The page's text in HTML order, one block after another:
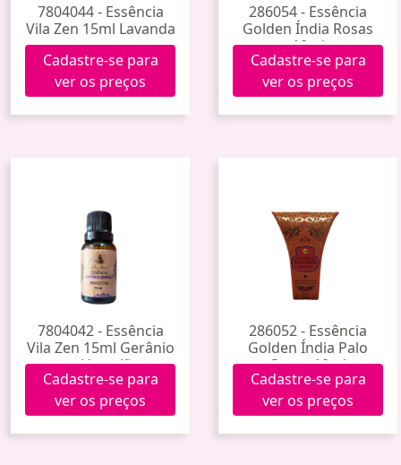
7804044 - Essência
Vila Zen 15ml Lavanda
Cadastre-se para
ver os preços
286054 - Essência
Golden Índia Rosas
10ml
Cadastre-se para
ver os preços
7804042 - Essência
Vila Zen 15ml Gerânio
e Hortelã
Cadastre-se para
ver os preços
286052 - Essência
Golden Índia Palo
Santo 10ml
Cadastre-se para
ver os preços